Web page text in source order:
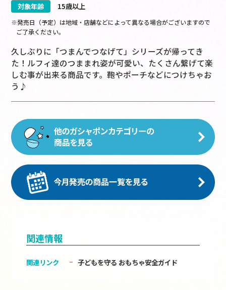
対象年齢
15歳以上
※発売日（予定）は地域・店舗などによって異なる場合がございますので
ご了承ください。
久しぶりに「つまんでつなげて」シリーズが帰ってき
た！ルフィ達のつままれ姿が可愛い、たくさん繋げて楽
しむ事が出来る商品です。鞄やポーチなどにつけちゃお
う♪
関連情報
関連リンク 子どもを守る おもちゃ安全ガイド